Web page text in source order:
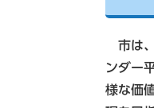
市は、
ンダー
様な価